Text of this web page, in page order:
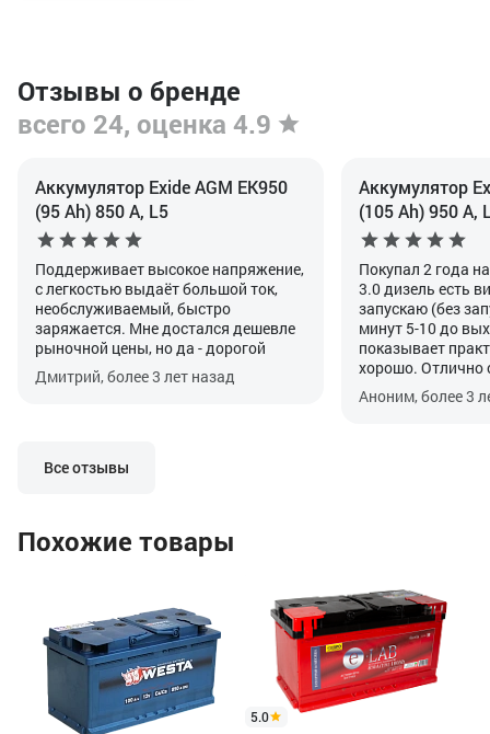
Отзывы о бренде
всего 24, оценка 4.9
Аккумулятор Exide AGM EK950
(95 Ah) 850 А, L5
Поддерживает высокое напряжение,
с легкостью выдаёт большой ток,
необслуживаемый, быстро
заряжается. Мне достался дешевле
рыночной цены, но да - дорогой
Дмитрий, более 3 лет назад
Аккумулятор
(105 Ah) 950 А,
Покупал 2 года
3.0 дизель есть
запускаю (без
минут 5-10 до
показывает
хорошо. Отлично
своей функцией.
прописать после
Аноним, более 3
Все отзывы
Похожие товары
5.0